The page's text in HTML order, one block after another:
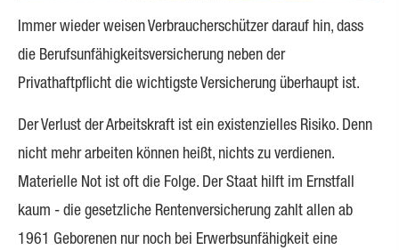
Immer wieder weisen Verbraucherschützer darauf hin, dass
die Berufs­unfähig­keitsversicherung neben der
Privathaftpflicht die wichtigste Versicherung überhaupt ist.
Der Verlust der Arbeitskraft ist ein existenzielles Risiko. Denn
nicht mehr arbeiten können heißt, nichts zu verdienen.
Materielle Not ist oft die Folge. Der Staat hilft im Ernstfall
kaum - die gesetzliche Rentenversicherung zahlt allen ab
1961 Geborenen nur noch bei Erwerbsunfähigkeit eine